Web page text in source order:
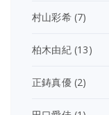
村山彩希(7)
柏木由紀(13)
正鋳真優(2)